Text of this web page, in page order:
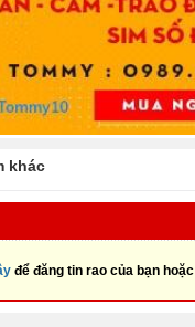
khác
để đăng tin rao của bạn hoặc